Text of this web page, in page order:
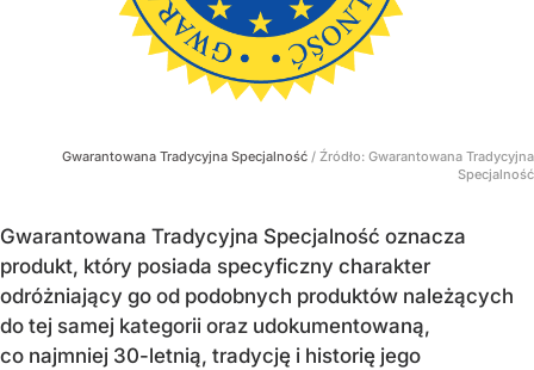
Gwarantowana Tradycyjna Specjalność / Źródło: Gwarantowana Tradycyjna
Specjalność
Gwarantowana Tradycyjna Specjalność oznacza
produkt, który posiada specyficzny charakter
odróżniający go od podobnych produktów należących
do tej samej kategorii oraz udokumentowaną,
co najmniej 30-letnią, tradycję i historię jego